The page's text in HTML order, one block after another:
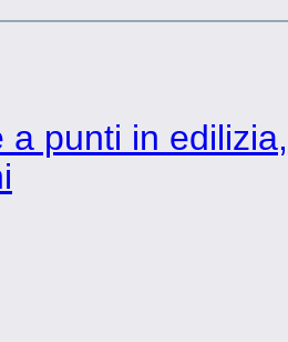
a punti in